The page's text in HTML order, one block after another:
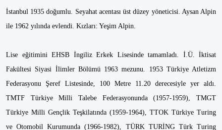
İstanbul 1935 doğumlu. Seyahat acentası üst düzey yöneticisi. Aysan Alpin
ile 1962 yılında evlendi. Kızları: Yeşim Alpin.
Lise eğitimini EHSB İngiliz Erkek Lisesinde tamamladı. İ.Ü. İktisat
Fakültesi Siyasi İlimler Bölümü 1963 mezunu. 1953 Türkiye Atletizm
Federasyonu Şeref Listesinde, 100 Metre 11.20 derecesiyle yer aldı.
TMTF Türkiye Milli Talebe Federasyonunda (1957-1959), TMGT
Türkiye Milli Gençlik Teşkilatında (1959-1964), TTOK Türkiye Turing
ve Otomobil Kurumunda (1966-1982), TÜRK TURİNG Türk Turing